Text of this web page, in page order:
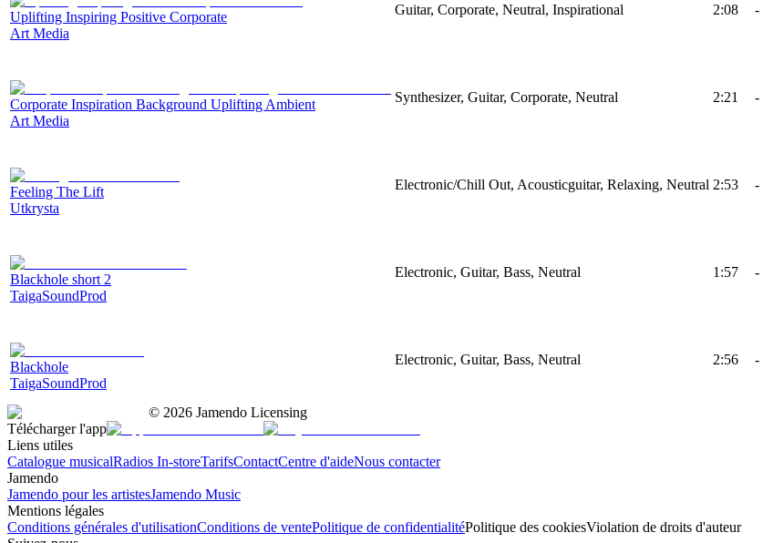
Uplifting Inspiring Positive Corporate
Art Media
Guitar, Corporate, Neutral, Inspirational 2:08 -
Corporate Inspiration Background Uplifting Ambient
Art Media
Synthesizer, Guitar, Corporate, Neutral 2:21 -
Feeling The Lift
Utkrysta
Electronic/Chill Out, Acousticguitar, Relaxing, Neutral 2:53 -
Blackhole short 2
TaigaSoundProd
Electronic, Guitar, Bass, Neutral 1:57 -
Blackhole
TaigaSoundProd
Electronic, Guitar, Bass, Neutral 2:56 -
© 2026 Jamendo Licensing
Télécharger l'app
Liens utiles
Catalogue musicalRadios In-storeTarifsContactCentre d'aideNous contacter
Jamendo
Jamendo pour les artistesJamendo Music
Mentions légales
Conditions générales d'utilisationConditions de ventePolitique de confidentialitéPolitique des cookiesViolation de droits d'auteur